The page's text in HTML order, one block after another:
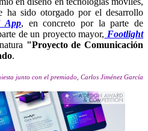
ha sido otorgado por el desarrollo
App, en concreto por la parte de
de un proyecto mayor, Footlight
"Proyecto de Comunicación
.
junto con el premiado, Carlos Jiménez García